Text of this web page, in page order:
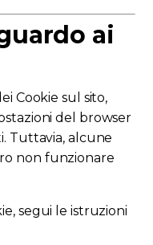
ai
Cookie sul sito,
del browser
Tuttavia, alcune
non funzionare
segui le istruzioni